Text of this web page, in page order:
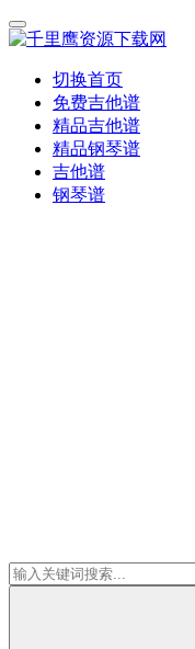
切换首页
免费吉他谱
精品吉他谱
精品钢琴谱
吉他谱
钢琴谱